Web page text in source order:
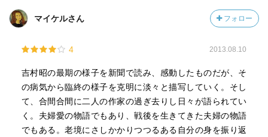
マイケルさん フォロー
4 2013.08.10
吉村昭の最期の様子を新聞で読み、感動したものだが、そ
の病気から臨終の様子を克明に淡々と描写していく。そし
て、合間合間に二人の作家の過ぎ去りし日々が語られてい
く。夫婦愛の物語でもあり、戦後を生きてきた夫婦の物語
でもある。老境にさしかかりつつるある自分の身を振り返